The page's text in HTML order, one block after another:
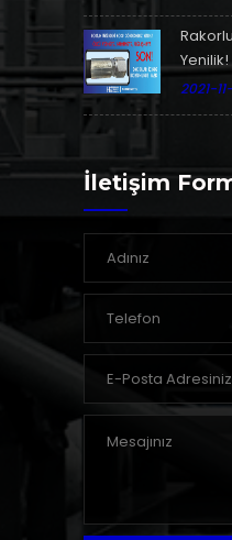
Yenilik!
2021-
İletişim